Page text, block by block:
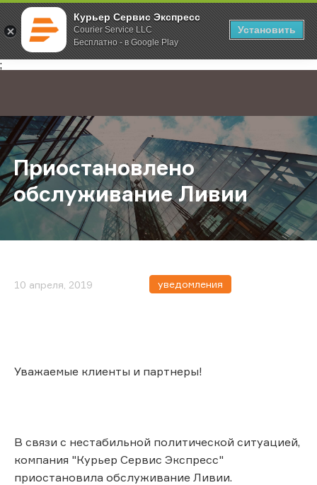
Курьер Сервис Экспресс
Courier Service LLC
Бесплатно - в Google Play
Установить
;
Главная О компании Новости Приостановлено обслуживание
Приостановлено
обслуживание Ливии
10 апреля, 2019 уведомления
Уважаемые клиенты и партнеры!
В связи с нестабильной политической ситуацией,
компания "Курьер Сервис Экспресс"
приостановила обслуживание Ливии.